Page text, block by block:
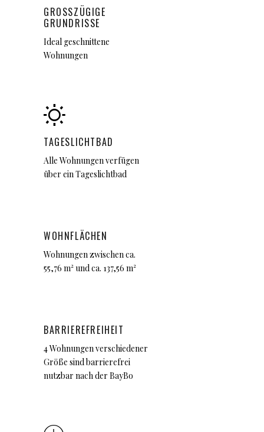
GROSSZÜGIGE G
RUNDRISSE
Ideal geschnittene
Wohnungen
TAGESLICHTBAD
Alle Wohnungen verfügen
über ein Tageslichtbad
WOHNFLÄCHEN
Wohnungen zwischen ca.
55,76 m² und ca. 137,56 m²
BARRIEREFREIHEIT
4 Wohnungen verschiedener
Größe sind barrierefrei
nutzbar nach der BayBo